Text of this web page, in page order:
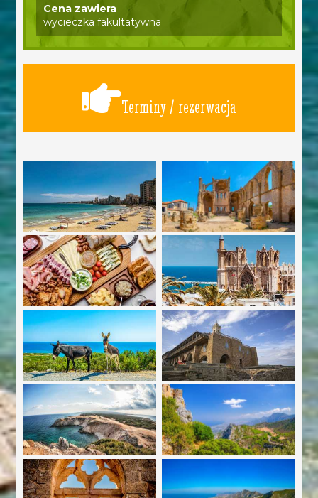
Cena zawiera
wycieczka fakultatywna
Terminy / rezerwacja